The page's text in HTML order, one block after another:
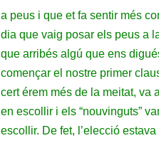
a peus i que et fa sentir més
dia que vaig posar els peus a
que arribés algú que ens
començar el nostre primer
cert érem més de la meitat, va
en escollir i els “nouvinguts”
escollir. De fet, l’elecció